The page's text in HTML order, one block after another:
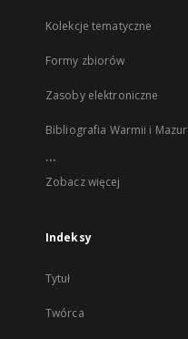
Kolekcje tematyczne
Formy zbiorów
Zasoby elektroniczne
Bibliografia Warmii i Mazur
...
Zobacz więcej
Indeksy
Tytuł
Twórca